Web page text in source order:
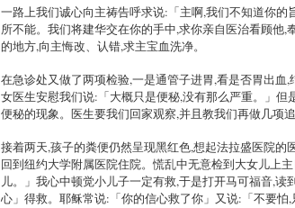
一路上我们诚心向主祷告呼求说:「主啊,我们不知道你
所不能。我们将建华交在你的手中,求你亲自医治看顾他
的地方,向主悔改、认错,求主宝血洗净。
在急诊处又做了两项检验,一是通管子进胃,看是否胃出
女医生安慰我们说:「大概只是便秘,没有那么严重。」
便秘的现象。医生要我们回家观察,并且教我们再做几项
接着两天,孩子的粪便仍然呈现黑红色,想起法拉盛医院
回到纽约大学附属医院住院。慌乱中无意检到大女儿上
儿。」我心中顿觉小儿子一定有救,于是打开马可福音,
心」得救。耶稣常说:「你的信心救了你」又说:「不要怕